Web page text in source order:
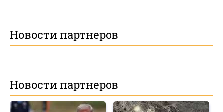
Новости партнеров
Новости партнеров